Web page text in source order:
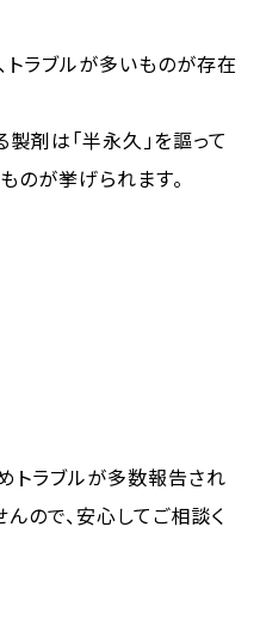
トラブルが多いものが存在
剤は「半永久」を謳って
のが挙げられます。
トラブルが多数報告され
ので、安心してご相談く